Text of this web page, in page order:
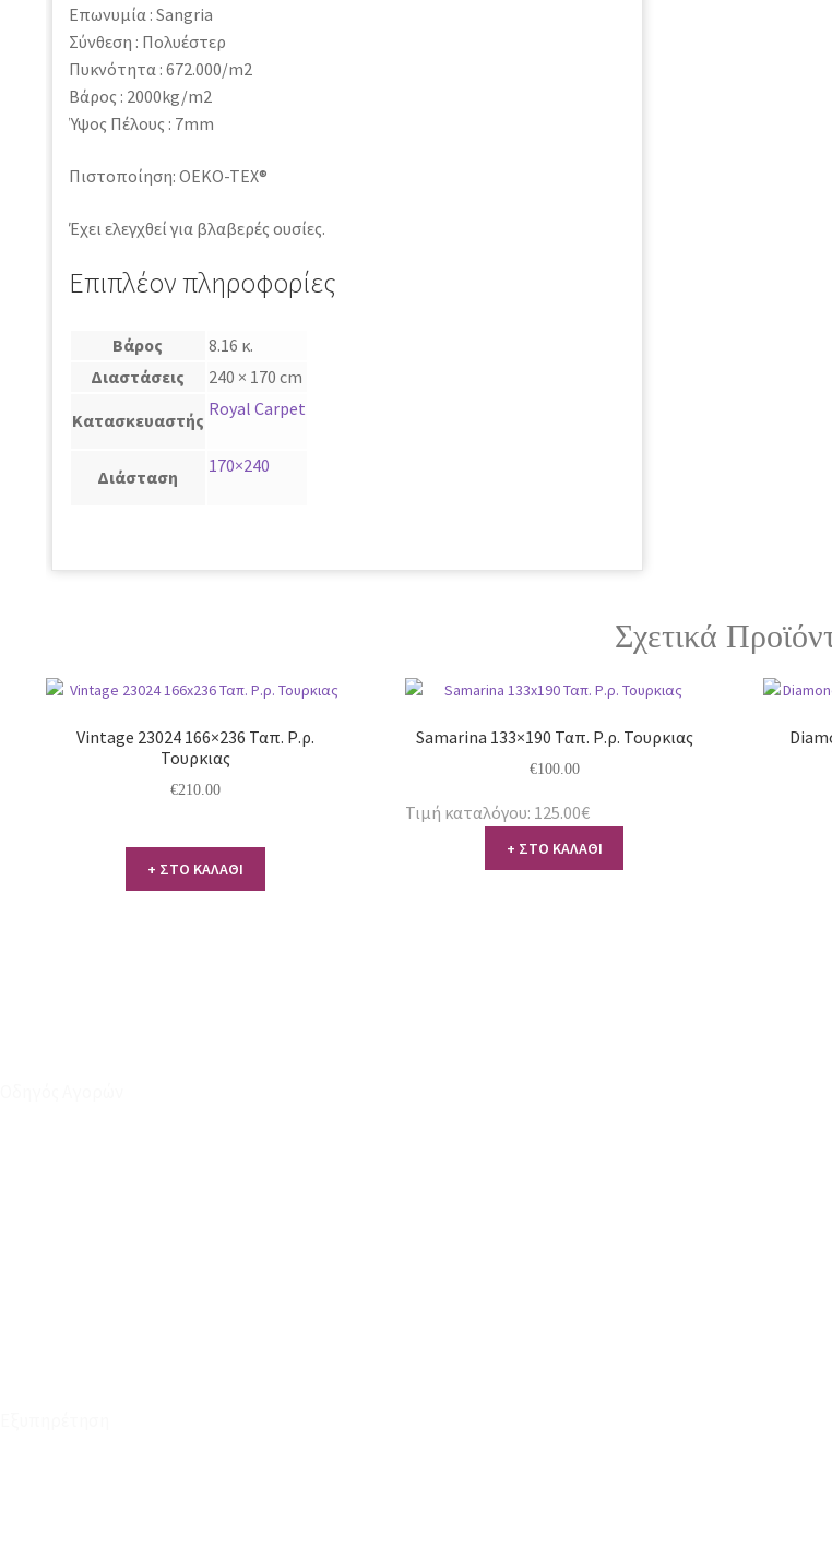
Επωνυμία : Sangria
Σύνθεση : Πολυέστερ
Πυκνότητα : 672.000/m2
Βάρος : 2000kg/m2
Ύψος Πέλους : 7mm
Πιστοποίηση: OEKO-TEX®
Έχει ελεγχθεί για βλαβερές ουσίες.
Επιπλέον πληροφορίες
Βάρος
8.16 κ.
Διαστάσεις
240 × 170 cm
Κατασκευαστής
Royal Carpet
Διάσταση
170×240
Σχετικά
Vintage 23024 166×236 Ταπ. Ρ.ρ.
Τουρκιας
€210.00
+ ΣΤΟ ΚΑΛΑΘΙ
Samarina 133×190 Ταπ. Ρ.ρ. Τουρκιας
€100.00
Τιμή καταλόγου: 125.00€
+ ΣΤΟ ΚΑΛΑΘΙ